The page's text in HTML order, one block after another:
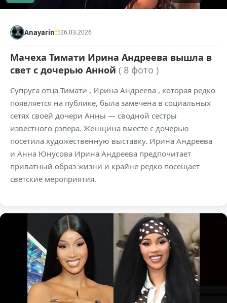
Anayarin 26.03.2026
Мачеха Тимати Ирина Андреева вышла в
свет с дочерью Анной ( 8 фото )
Супруга отца Тимати , Ирина Андреева , которая редко
появляется на публике, была замечена в социальных
сетях своей дочери Анны — сводной сестры
известного рэпера. Женщина вместе с дочерью
посетила художественную выставку. Ирина Андреева
и Анна Юнусова Ирина Андреева предпочитает
приватный образ жизни и крайне редко посещает
светские мероприятия.